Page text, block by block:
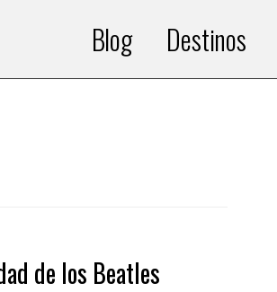
Blog Destinos
de los Beatles